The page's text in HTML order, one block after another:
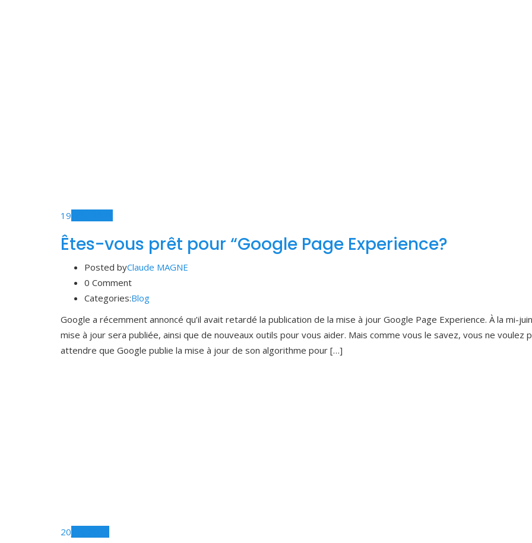
19
Êtes-vous prêt pour “Google Page Experience?
Posted byClaude MAGNE
0 Comment
Categories:Blog
Google a récemment annoncé qu’il avait retardé la publication de la mise à jour Google Page Experience. À la mi-
mise à jour sera publiée, ainsi que de nouveaux outils pour vous aider. Mais comme vous le savez, vous ne voulez
attendre que Google publie la mise à jour de son algorithme pour […]
20